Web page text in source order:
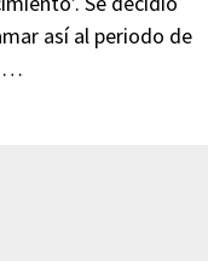
así al periodo de
…